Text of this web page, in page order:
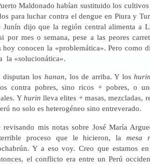
Maldonado habían sustituido los cultivos
para luchar contra el dengue en Piura y
Junín dijo que la región central alimenta a
por mes o semana, pese a las peores
hoy conocen la «problemática». Pero como
la «solucionática».
los hanan, los de arriba. Y loshurin
contra pobres, sino ricos + pobres, o
Yhurinlleva elites + masas, mezcladas,
no solo es heterogéneo sino entreverado.
revisando mis notas sobre José María
proceso que le hicieron, la mesa
Y a eso voy. Creo que estamos
el conflicto era entre un Perú